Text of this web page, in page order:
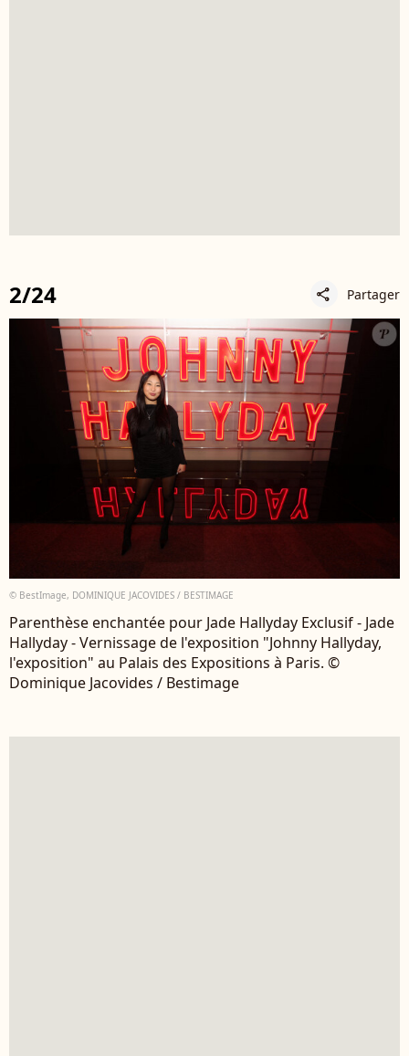
2/24 share Partager
© BestImage, DOMINIQUE JACOVIDES / BESTIMAGE
Parenthèse enchantée pour Jade Hallyday Exclusif - Jade
Hallyday - Vernissage de l'exposition "Johnny Hallyday,
l'exposition" au Palais des Expositions à Paris. ©
Dominique Jacovides / Bestimage